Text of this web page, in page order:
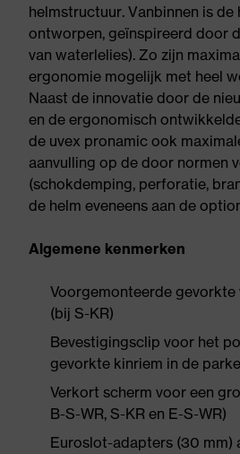
helmstructuur. Vanbinnen is
ontworpen, geïnspireerd door
van waterlelies). Zo zijn
ergonomie mogelijk met heel
Naast de innovatie door de
en de ergonomisch
de uvex pronamic ook
aanvulling op de door normen
(schokdemping, perforatie,
de helm eveneens aan de
Algemene kenmerken
Voorgemonteerde
(bij S-KR)
Bevestigingsclip voor het
gevorkte kinriem in de
Verkort scherm voor een
B-S-WR, S-KR en E-S-WR)
Euroslot-adapters (30 mm)